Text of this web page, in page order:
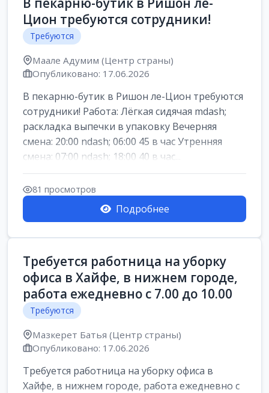
Цион требуются сотрудники!
Требуются
Маале Адумим (Центр страны)
Опубликовано: 17.06.2026
В пекарню-бутик в Ришон ле-Цион требуются
сотрудники! Работа: Лёгкая сидячая mdash;
раскладка выпечки в упаковку Вечерняя
смена: 20:00 ndash; 06:00 45 в час Утренняя
смена: 07:00 ndash; 18:00 40 в час...
81 просмотров
Подробнее
Требуется работница на уборку
офиса в Хайфе, в нижнем городе,
работа ежедневно с 7.00 до 10.00
Требуются
Мазкерет Батья (Центр страны)
Опубликовано: 17.06.2026
Требуется работница на уборку офиса в
Хайфе, в нижнем городе, работа ежедневно с